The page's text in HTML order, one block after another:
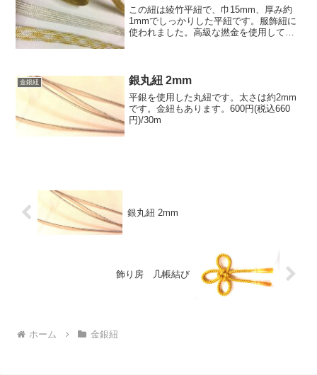
この紐は綾竹平紐で、巾15mm、厚み約
1mmでしっかりした平紐です。服飾紐に
使われました。高級な撚金を使用してい
金銀紐 銀丸紐 2mm
平銀を使用した丸紐です。太さは約2mm
です。金紐もあります。600円(税込660
円)/30m
銀丸紐 2mm
飾り房 几帳結び
ホーム 金銀紐